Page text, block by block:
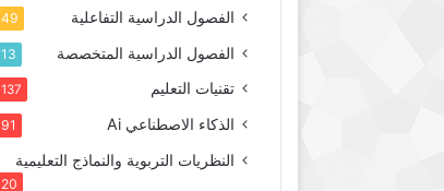
الفصول الدراسية التفاعلية 49
الفصول الدراسية المتخصصة 13
تقنيات التعليم 137
الذكاء الاصطناعي Ai 91
النظريات التربوية والنماذج التعليمية
20